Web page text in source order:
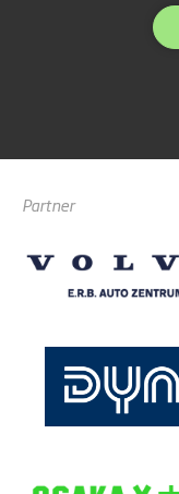
Partner